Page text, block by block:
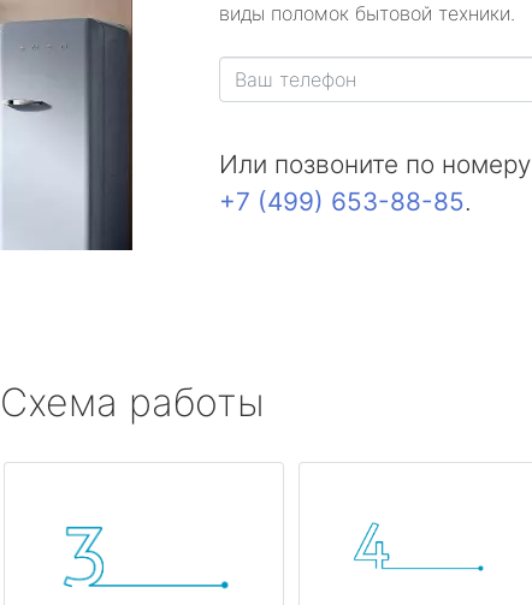
виды поломок бытовой техники.
Или позвоните по номеру
+7 (499) 653-88-85.
Схема работы